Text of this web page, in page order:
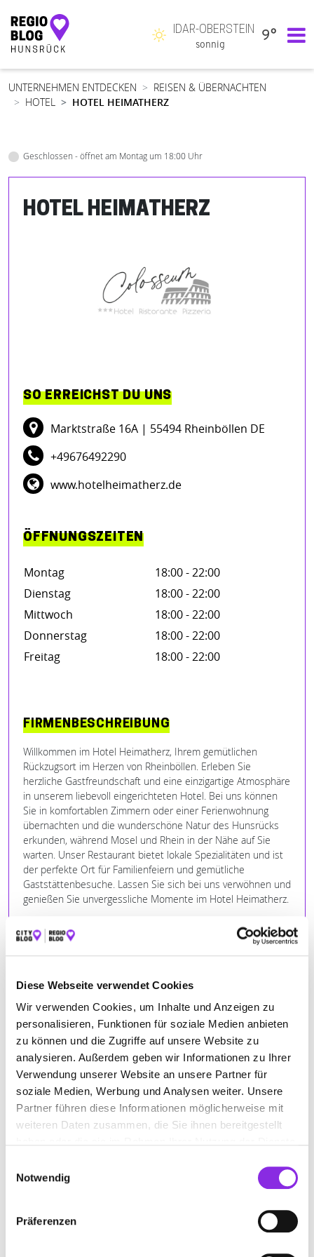
Diese Webseite verwendet Cookies
Wir verwenden Cookies, um Inhalte und Anzeigen zu
personalisieren, Funktionen für soziale Medien anbieten
zu können und die Zugriffe auf unsere Website zu
analysieren. Außerdem geben wir Informationen zu Ihrer
Verwendung unserer Website an unsere Partner für
soziale Medien, Werbung und Analysen weiter. Unsere
Partner führen diese Informationen möglicherweise mit
weiteren Daten zusammen, die Sie ihnen bereitgestellt
Notwendig
Präferenzen
Hauptnavigation
IDAR-OBERSTEIN
sonnig
9°
UNTERNEHMEN ENTDECKEN
REISEN & ÜBERNACHTEN
HOTEL
HOTEL HEIMATHERZ
Geschlossen - öffnet am Montag um 18:00 Uhr
HOTEL HEIMATHERZ
SO ERREICHST DU UNS
Marktstraße 16A | 55494 Rheinböllen DE
+49676492290
www.hotelheimatherz.de
ÖFFNUNGSZEITEN
Montag
18:00 - 22:00
Dienstag
18:00 - 22:00
Mittwoch
18:00 - 22:00
Donnerstag
18:00 - 22:00
Freitag
18:00 - 22:00
FIRMENBESCHREIBUNG
Willkommen im Hotel Heimatherz, Ihrem gemütlichen
Rückzugsort im Herzen von Rheinböllen. Erleben Sie
herzliche Gastfreundschaft und eine einzigartige Atmosphäre
in unserem liebevoll eingerichteten Hotel. Bei uns können
Sie in komfortablen Zimmern oder einer Ferienwohnung
übernachten und die wunderschöne Natur des Hunsrücks
erkunden, während Mosel und Rhein in der Nähe auf Sie
warten. Unser Restaurant bietet lokale Spezialitäten und ist
der perfekte Ort für Familienfeiern und gemütliche
Gaststättenbesuche. Lassen Sie sich bei uns verwöhnen und
genießen Sie unvergessliche Momente im Hotel Heimatherz.
BILDER